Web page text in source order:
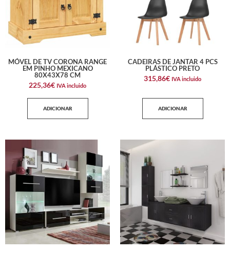
MÓVEL DE TV CORONA RANGE
EM PINHO MEXICANO
80X43X78 CM
225,36€ IVA incluido
ADICIONAR
CADEIRAS DE JANTAR 4 PCS
PLÁSTICO PRETO
315,86€ IVA incluido
ADICIONAR